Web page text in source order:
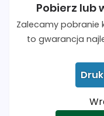
Pobierz lub
Zalecamy pobranie
to gwarancja